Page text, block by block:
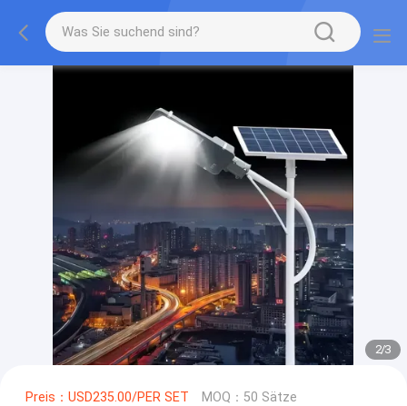
2/3
Preis：USD235.00/PER SET MOQ：50 Sätze